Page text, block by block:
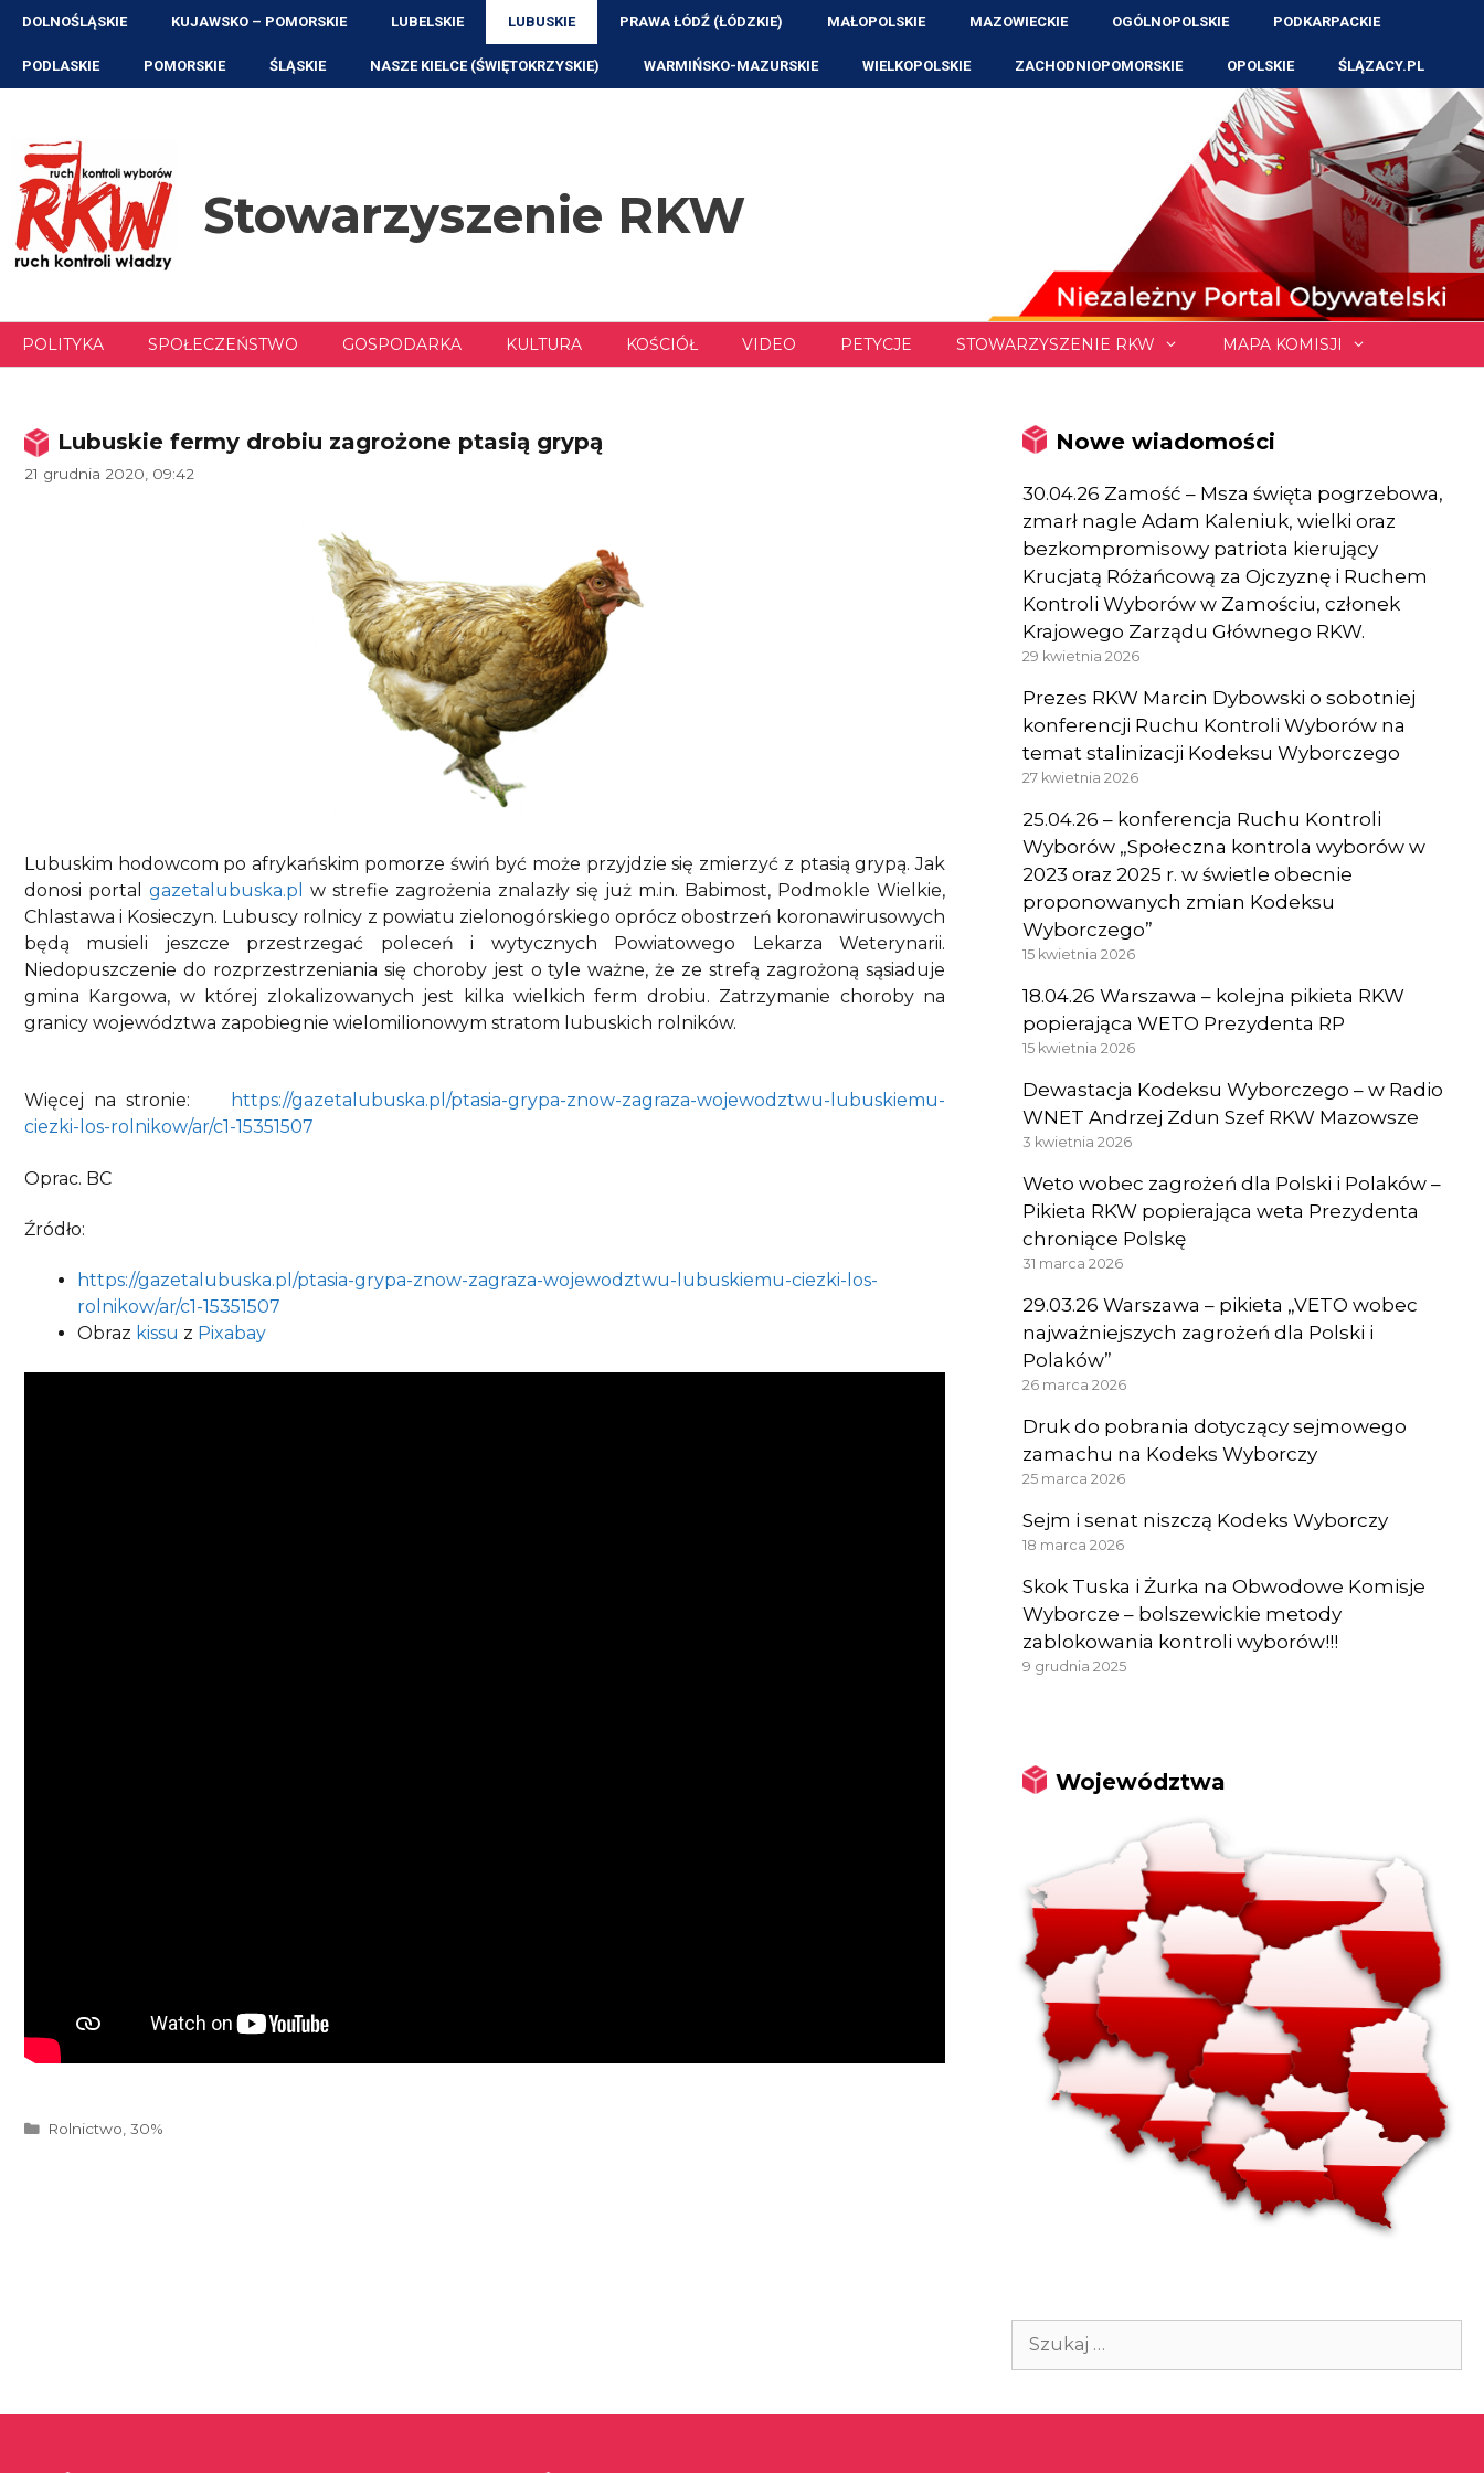
Przejdź
treści
DOLNOŚLĄSKIE KUJAWSKO – POMORSKIE LUBELSKIE LUBUSKIE PRAWA ŁÓDŹ (ŁÓDZKIE) MAŁOPOLSKIE MAZOWIECKIE OGÓLNOPOLSKIE PODKARPACKIE
PODLASKIE POMORSKIE ŚLĄSKIE NASZE KIELCE (ŚWIĘTOKRZYSKIE) WARMIŃSKO-MAZURSKIE WIELKOPOLSKIE ZACHODNIOPOMORSKIE OPOLSKIE ŚLĄZACY.PL
Stowarzyszenie RKW
POLITYKA SPOŁECZEŃSTWO GOSPODARKA KULTURA KOŚCIÓŁ VIDEO PETYCJE STOWARZYSZENIE RKW MAPA KOMISJI
Lubuskie fermy drobiu zagrożone ptasią grypą
21 grudnia 2020, 09:42
Lubuskim hodowcom po afrykańskim pomorze świń być może przyjdzie się zmierzyć z ptasią grypą. Jak
donosi portal gazetalubuska.pl
w strefie zagrożenia znalazły się już m.in. Babimost, Podmokle Wielkie,
Chlastawa i Kosieczyn. Lubuscy rolnicy z powiatu zielonogórskiego oprócz obostrzeń koronawirusowych
będą musieli jeszcze przestrzegać poleceń i wytycznych Powiatowego Lekarza Weterynarii.
Niedopuszczenie do rozprzestrzeniania się choroby jest o tyle ważne, że ze strefą zagrożoną sąsiaduje
gmina Kargowa, w której zlokalizowanych jest kilka wielkich ferm drobiu. Zatrzymanie choroby na
granicy województwa zapobiegnie wielomilionowym stratom lubuskich rolników.
Więcej na stronie:
https://gazetalubuska.pl/ptasia-grypa-znow-zagraza-wojewodztwu-lubuskiemu-
ciezki-los-rolnikow/ar/c1-15351507
Oprac. BC
Źródło:
https://gazetalubuska.pl/ptasia-grypa-znow-zagraza-wojewodztwu-lubuskiemu-ciezki-los-
rolnikow/ar/c1-15351507
Obraz kissu z Pixabay
Kategorie
Rolnictwo ,30%
Nowe wiadomości
30.04.26 Zamość – Msza święta pogrzebowa,
zmarł nagle Adam Kaleniuk, wielki oraz
bezkompromisowy patriota kierujący
Krucjatą Różańcową za Ojczyznę i Ruchem
Kontroli Wyborów w Zamościu, członek
Krajowego Zarządu Głównego RKW.
29 kwietnia 2026
Prezes RKW Marcin Dybowski o sobotniej
konferencji Ruchu Kontroli Wyborów na
temat stalinizacji Kodeksu Wyborczego
27 kwietnia 2026
25.04.26 – konferencja Ruchu Kontroli
Wyborów „Społeczna kontrola wyborów w
2023 oraz 2025 r. w świetle obecnie
proponowanych zmian Kodeksu
Wyborczego”
15 kwietnia 2026
18.04.26 Warszawa – kolejna pikieta RKW
popierająca WETO Prezydenta RP
15 kwietnia 2026
Dewastacja Kodeksu Wyborczego – w Radio
WNET Andrzej Zdun Szef RKW Mazowsze
3 kwietnia 2026
Weto wobec zagrożeń dla Polski i Polaków –
Pikieta RKW popierająca weta Prezydenta
chroniące Polskę
31 marca 2026
29.03.26 Warszawa – pikieta „VETO wobec
najważniejszych zagrożeń dla Polski i
Polaków”
26 marca 2026
Druk do pobrania dotyczący sejmowego
zamachu na Kodeks Wyborczy
25 marca 2026
Sejm i senat niszczą Kodeks Wyborczy
18 marca 2026
Skok Tuska i Żurka na Obwodowe Komisje
Wyborcze – bolszewickie metody
zablokowania kontroli wyborów!!!
9 grudnia 2025
Województwa
Szukaj: